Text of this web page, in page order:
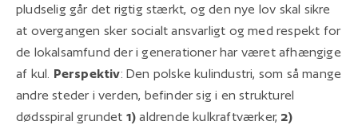
pludselig går det rigtig stærkt, og den nye lov skal sikre
at overgangen sker socialt ansvarligt og med respekt for
de lokalsamfund der i generationer har været afhængige
af kul. Perspektiv: Den polske kulindustri, som så mange
andre steder i verden, befinder sig i en strukturel
dødsspiral grundet 1) aldrende kulkraftværker, 2)